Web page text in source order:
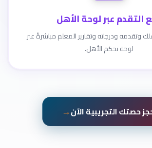
التقدم عبر لوحة الأهل
وتقدمه ودرجاته وتقارير المعلم مباشرةً عبر
لوحة تحكم الأهل.
حصتك التجريبية الآن→